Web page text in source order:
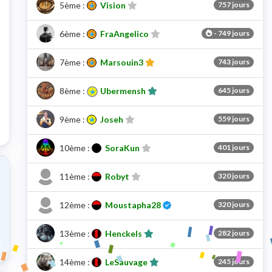
ce pointage
de ce pointage
5ème : Vision 757 jours
6ème : FraAngelico - 749 jours
7ème : Marsouin3 743 jours
8ème : Ubermensh 645 jours
9ème : Joseh 559 jours
10ème : SoraKun 401 jours
11ème : Robyt 320 jours
12ème : Moustapha28 Certifié 320 jours
13ème : Henckels 282 jours
14ème : LeSauvage 245 jours